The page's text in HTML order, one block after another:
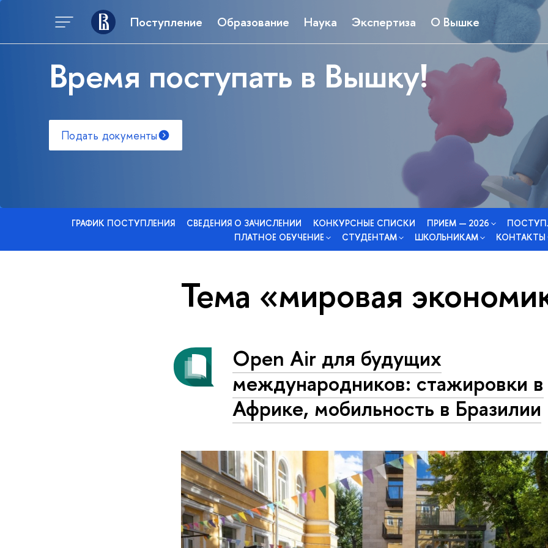
Поступление Образование Наука Экспертиза О Вышке
Время поступать в Вышку!
Подать документы
ГРАФИК ПОСТУПЛЕНИЯ СВЕДЕНИЯ О ЗАЧИСЛЕНИИ КОНКУРСНЫЕ СПИСКИ ПРИЕМ — 2026
ПЛАТНОЕ ОБУЧЕНИЕ
СТУДЕНТАМ ШКОЛЬНИКАМ КОНТАКТЫ
Тема «мировая
Open Air для будущих
международников: стажировки в
Африке, мобильность в Бразилии